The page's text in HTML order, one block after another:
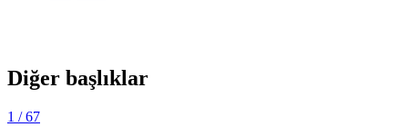
Diğer başlıklar
1 / 67